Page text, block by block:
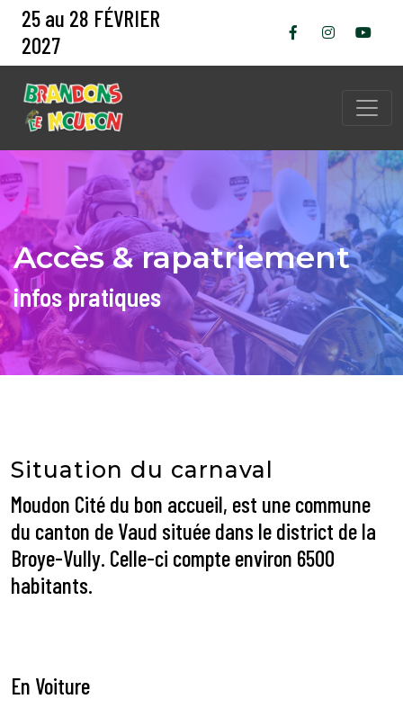
25 au 28 FÉVRIER
2027
Accès & rapatriement
infos pratiques
Situation du carnaval
Moudon Cité du bon accueil, est une commune
du canton de Vaud située dans le district de la
Broye-Vully. Celle-ci compte environ 6500
habitants.
En Voiture